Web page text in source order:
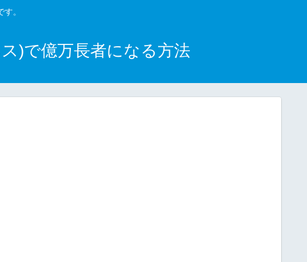
。
)で億万長者になる方法